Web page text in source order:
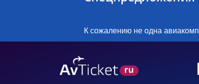
К сожалению не одна